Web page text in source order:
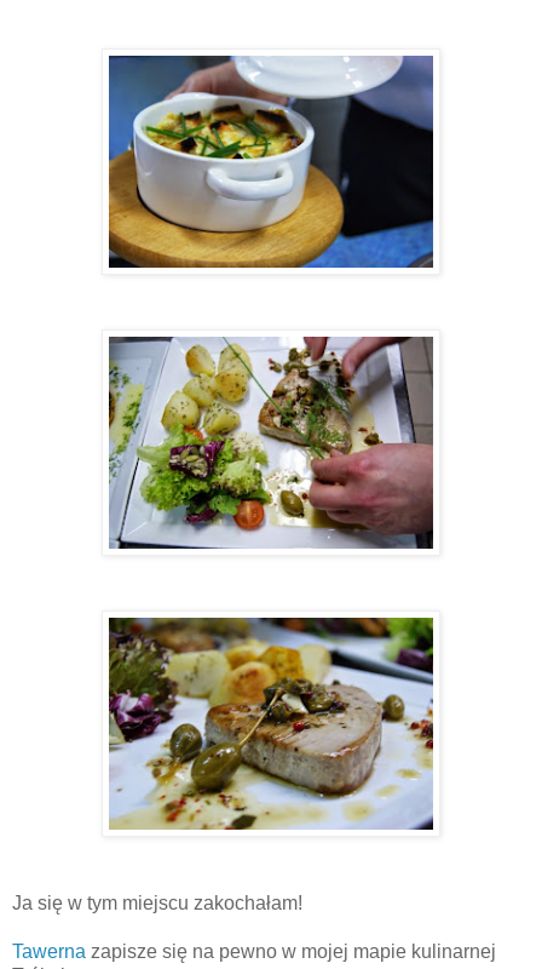
Ja się w tym miejscu zakochałam!
Tawerna zapisze się na pewno w mojej mapie kulinarnej